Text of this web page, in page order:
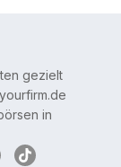
gezielt
in